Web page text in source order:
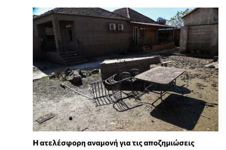
Η ατελέσφορη αναμονή για τις αποζημιώσεις